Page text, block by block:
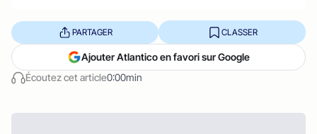
Écoutez cet article0:00min
PARTAGER CLASSER
Ajouter Atlantico en favori sur Google